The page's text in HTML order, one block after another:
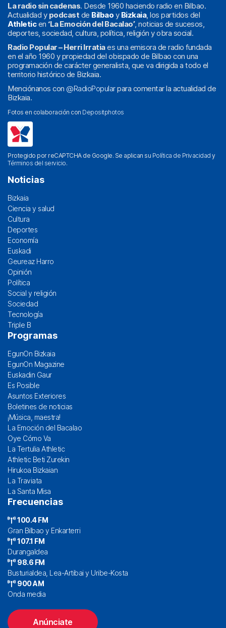
La radio sin cadenas. Desde 1960 haciendo radio en Bilbao.
Actualidad y podcast de Bilbao y Bizkaia, los partidos del
Athleticen ‘La Emoción del Bacalao’, noticias de sucesos,
deportes, sociedad, cultura, política, religión y obra social.
Radio Popular – Herri Irratiaes una emisora de radio fundada
en el año 1960 y propiedad del obispado de Bilbao con una
programación de carácter generalista, que va dirigida a todo el
territorio histórico de Bizkaia.
Menciónanos con @RadioPopularpara comentar la actualidad de
Bizkaia.
Fotos en colaboración con Depositphotos
Protegido por reCAPTCHA de Google. Se aplican su Política de Privacidad y
Términos del servicio.
Noticias
Bizkaia
Ciencia y salud
Cultura
Deportes
Economía
Euskadi
Geureaz Harro
Opinión
Política
Social y religión
Sociedad
Tecnología
Triple B
Programas
EgunOn Bizkaia
EgunOn Magazine
Euskadin Gaur
Es Posible
Asuntos Exteriores
Boletines de noticias
¡Música, maestra!
La Emoción del Bacalao
Oye Cómo Va
La Tertulia Athletic
Athletic Beti Zurekin
Hirukoa Bizkaian
La Traviata
La Santa Misa
Frecuencias
100.4 FM
Gran Bilbao y Enkarterri
107.1 FM
Durangaldea
98.6 FM
Busturialdea, Lea-Artibai y Uribe-Kosta
900 AM
Onda media
Anúnciate